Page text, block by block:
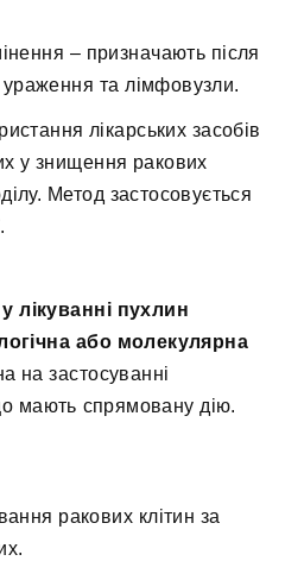
– призначають після
ураження та лімфовузли.
лікарських засобів
у знищення ракових
Метод застосовується
лікуванні пухлин
або молекулярна
на застосуванні
мають спрямовану дію.
ракових клітин за